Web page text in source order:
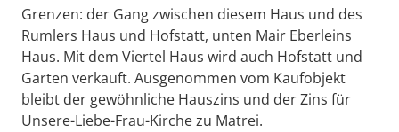
Grenzen: der Gang zwischen diesem Haus und des
Rumlers Haus und Hofstatt, unten Mair Eberleins
Haus. Mit dem Viertel Haus wird auch Hofstatt und
Garten verkauft. Ausgenommen vom Kaufobjekt
bleibt der gewöhnliche Hauszins und der Zins für
Unsere-Liebe-Frau-Kirche zu Matrei.